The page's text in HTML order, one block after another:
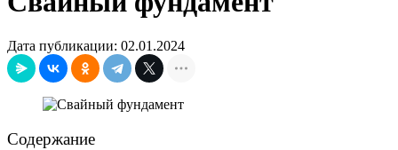
Дата публикации: 02.01.2024
Содержание